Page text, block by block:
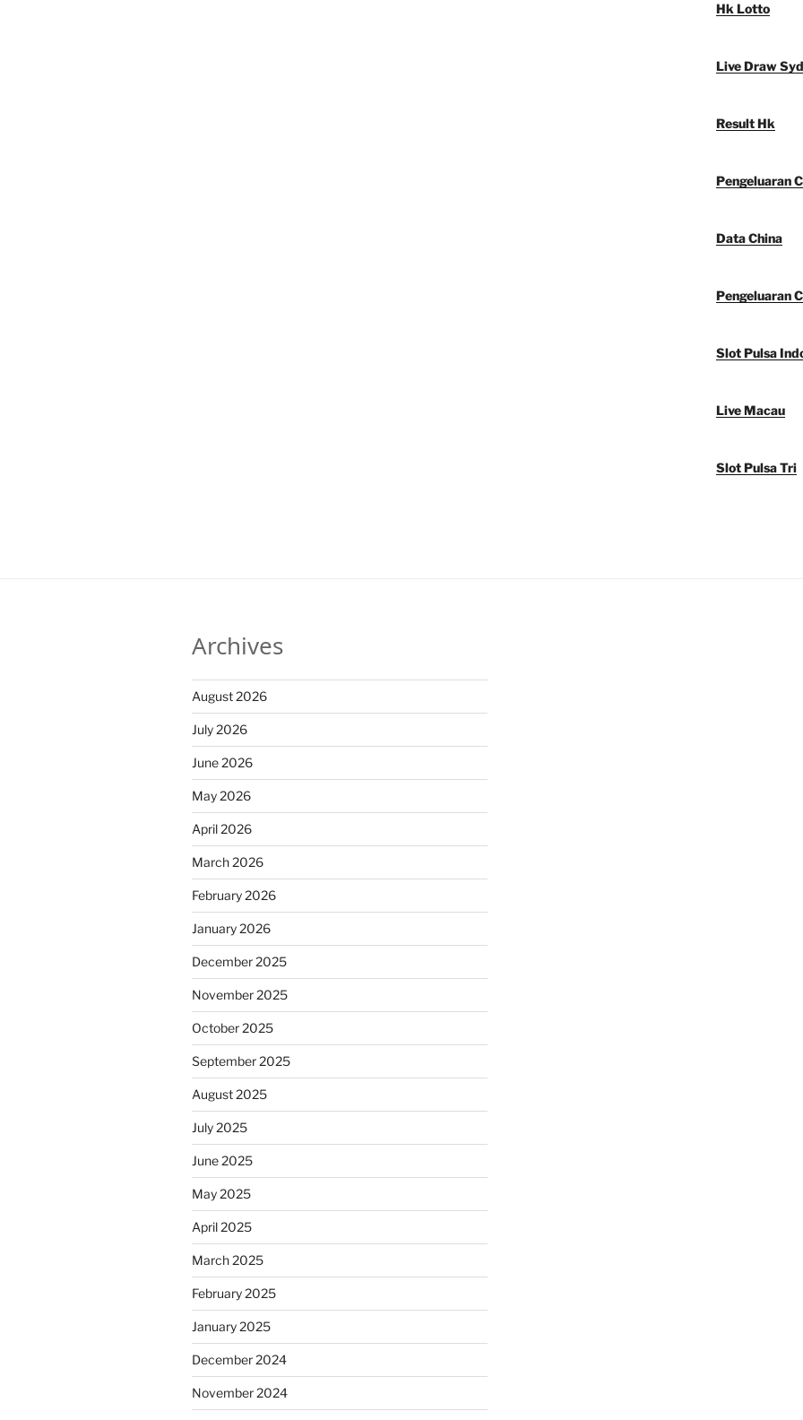
Hk Lotto
Live Draw
Result Hk
Pengeluaran
Data China
Pengeluaran
Slot Pulsa
Live Macau
Slot Pulsa Tri
Archives
August 2026
July 2026
June 2026
May 2026
April 2026
March 2026
February 2026
January 2026
December 2025
November 2025
October 2025
September 2025
August 2025
July 2025
June 2025
May 2025
April 2025
March 2025
February 2025
January 2025
December 2024
November 2024